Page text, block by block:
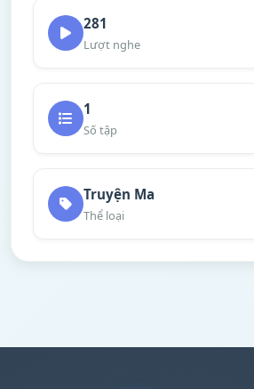
281
Lượt nghe
1
Số tập
Truyện Ma
Thể loại